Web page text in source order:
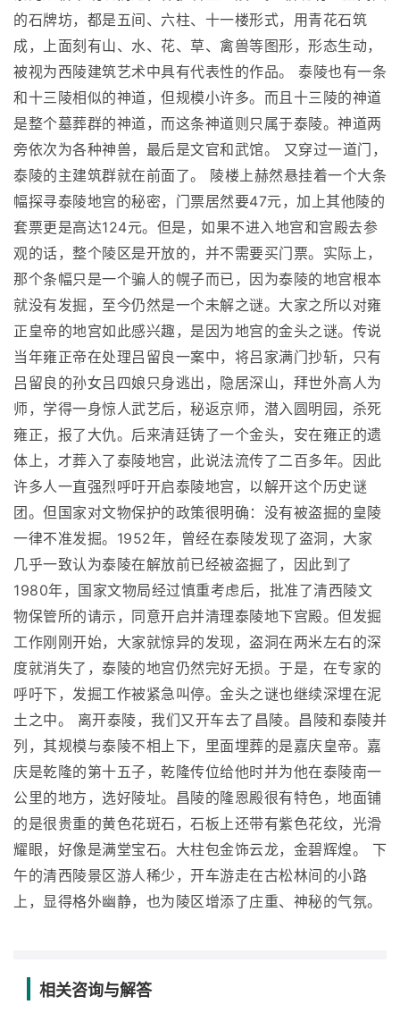
的石牌坊，都是五间、六柱、十一楼形式，用青花石筑
成，上面刻有山、水、花、草、禽兽等图形，形态生动，
被视为西陵建筑艺术中具有代表性的作品。 泰陵也有一条
和十三陵相似的神道，但规模小许多。而且十三陵的神道
是整个墓葬群的神道，而这条神道则只属于泰陵。神道两
旁依次为各种神兽，最后是文官和武馆。 又穿过一道门，
泰陵的主建筑群就在前面了。 陵楼上赫然悬挂着一个大条
幅探寻泰陵地宫的秘密，门票居然要47元，加上其他陵的
套票更是高达124元。但是，如果不进入地宫和宫殿去参
观的话，整个陵区是开放的，并不需要买门票。实际上，
那个条幅只是一个骗人的幌子而已，因为泰陵的地宫根本
就没有发掘，至今仍然是一个未解之谜。大家之所以对雍
正皇帝的地宫如此感兴趣，是因为地宫的金头之谜。传说
当年雍正帝在处理吕留良一案中，将吕家满门抄斩，只有
吕留良的孙女吕四娘只身逃出，隐居深山，拜世外高人为
师，学得一身惊人武艺后，秘返京师，潜入圆明园，杀死
雍正，报了大仇。后来清廷铸了一个金头，安在雍正的遗
体上，才葬入了泰陵地宫，此说法流传了二百多年。因此
许多人一直强烈呼吁开启泰陵地宫，以解开这个历史谜
团。但国家对文物保护的政策很明确：没有被盗掘的皇陵
一律不准发掘。1952年，曾经在泰陵发现了盗洞，大家
几乎一致认为泰陵在解放前已经被盗掘了，因此到了
1980年，国家文物局经过慎重考虑后，批准了清西陵文
物保管所的请示，同意开启并清理泰陵地下宫殿。但发掘
工作刚刚开始，大家就惊异的发现，盗洞在两米左右的深
度就消失了，泰陵的地宫仍然完好无损。于是，在专家的
呼吁下，发掘工作被紧急叫停。金头之谜也继续深埋在泥
土之中。 离开泰陵，我们又开车去了昌陵。昌陵和泰陵并
列，其规模与泰陵不相上下，里面埋葬的是嘉庆皇帝。嘉
庆是乾隆的第十五子，乾隆传位给他时并为他在泰陵南一
公里的地方，选好陵址。昌陵的隆恩殿很有特色，地面铺
的是很贵重的黄色花斑石，石板上还带有紫色花纹，光滑
耀眼，好像是满堂宝石。大柱包金饰云龙，金碧辉煌。 下
午的清西陵景区游人稀少，开车游走在古松林间的小路
上，显得格外幽静，也为陵区增添了庄重、神秘的气氛。
相关咨询与解答